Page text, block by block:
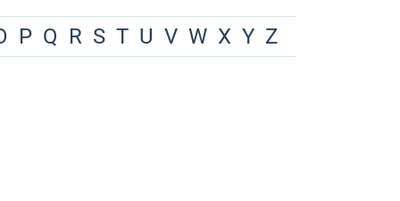
P Q R S T U V W X Y Z